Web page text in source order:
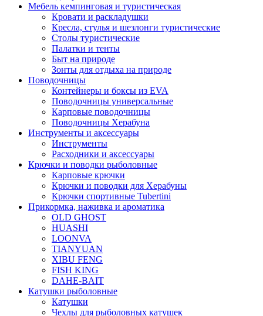
Мебель кемпинговая и туристическая
Кровати и раскладушки
Кресла, стулья и шезлонги туристические
Столы туристические
Палатки и тенты
Быт на природе
Зонты для отдыха на природе
Поводочницы
Контейнеры и боксы из EVA
Поводочницы универсальные
Карповые поводочницы
Поводочницы Херабуна
Инструменты и аксессуары
Инструменты
Расходники и аксессуары
Крючки и поводки рыболовные
Карповые крючки
Крючки и поводки для Херабуны
Крючки спортивные Tubertini
Прикормка, наживка и ароматика
OLD GHOST
HUASHI
LOONVA
TIANYUAN
XIBU FENG
FISH KING
DAHE-BAIT
Катушки рыболовные
Катушки
Чехлы для рыболовных катушек